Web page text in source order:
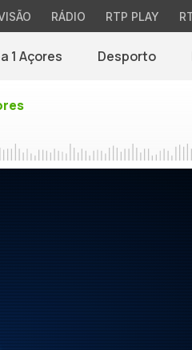
RÁDIO RTP PLAY
1 Açores Desporto